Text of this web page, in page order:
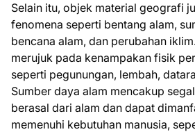
Selain itu, objek material geografi
fenomena seperti bentang alam,
bencana alam, dan perubahan
merujuk pada kenampakan fisik
seperti pegunungan, lembah,
Sumber daya alam mencakup
berasal dari alam dan dapat
memenuhi kebutuhan manusia,